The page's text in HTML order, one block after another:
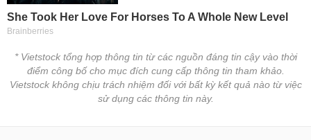
* Vietstock tổng hợp thông tin từ các nguồn đáng tin cậy vào thời
điểm công bố cho mục đích cung cấp thông tin tham khảo.
Vietstock không chịu trách nhiệm đối với bất kỳ kết quả nào từ việc
sử dụng các thông tin này.